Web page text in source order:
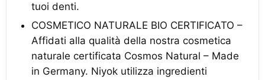
tuoi denti.
COSMETICO NATURALE BIO CERTIFICATO –
Affidati alla qualità della nostra cosmetica
naturale certificata Cosmos Natural – Made
in Germany. Niyok utilizza ingredienti